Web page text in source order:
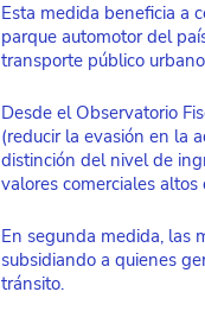
Esta medida beneficia a
parque automotor del
transporte público
Desde el Observatorio
(reducir la evasión en la
distinción del nivel de
valores comerciales
En segunda medida, las
subsidiando a quienes
tránsito.